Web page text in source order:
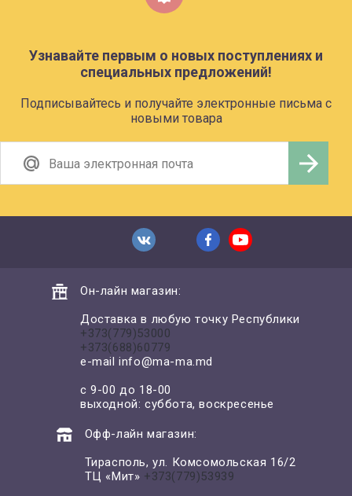
Узнавайте первым о новых поступлениях и
специальных предложений!
Подписывайтесь и получайте электронные письма с
новыми товара
Он-лайн магазин:
Доставка в любую точку Республики
+373(779)53000
+373(688)60779
e-mailinfo@ma-ma.md
с 9-00 до 18-00
выходной: суббота, воскресенье
Офф-лайн магазин:
Тирасполь, ул. Комсомольская 16/2
ТЦ «Мит» +373(779)53939